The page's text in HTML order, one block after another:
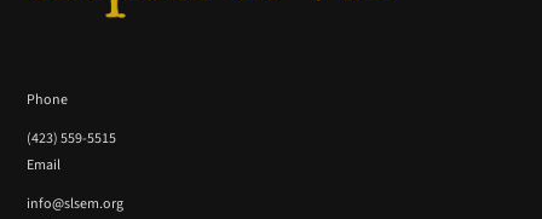
Phone
(423) 559-5515
Email
info@slsem.org